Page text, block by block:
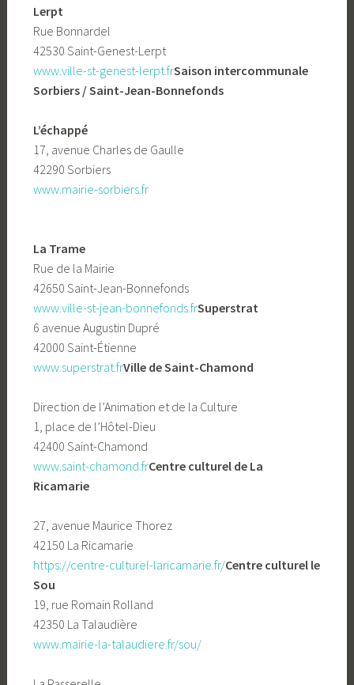
Lerpt
Rue Bonnardel
42530 Saint-Genest-Lerpt
www.ville-st-genest-lerpt.frSaison intercommunale
Sorbiers / Saint-Jean-Bonnefonds
L’échappé
17, avenue Charles de Gaulle
42290 Sorbiers
www.mairie-sorbiers.fr
La Trame
Rue de la Mairie
42650 Saint-Jean-Bonnefonds
www.ville-st-jean-bonnefonds.frSuperstrat
6 avenue Augustin Dupré
42000 Saint-Étienne
www.superstrat.frVille de Saint-Chamond
Direction de l’Animation et de la Culture
1, place de l’Hôtel-Dieu
42400 Saint-Chamond
www.saint-chamond.frCentre culturel de La
Ricamarie
27, avenue Maurice Thorez
42150 La Ricamarie
https://centre-culturel-laricamarie.fr/Centre culturel le
Sou
19, rue Romain Rolland
42350 La Talaudière
www.mairie-la-talaudiere.fr/sou/